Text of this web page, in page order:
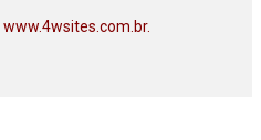
www.4wsites.com.br.